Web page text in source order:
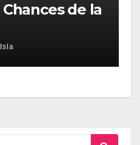
de la